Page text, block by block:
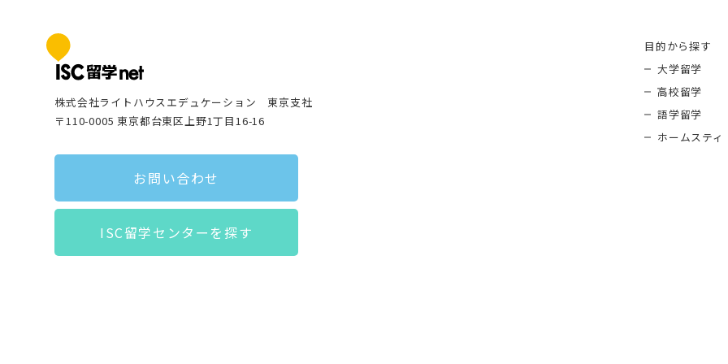
株式会社ライトハウスエデュケーション 東京支社
〒110-0005 東京都台東区上野1丁目16-16
お問い合わせ
ISC留学センターを探す
目的から探す
大学留学
高校留学
語学留学
ホームスティ